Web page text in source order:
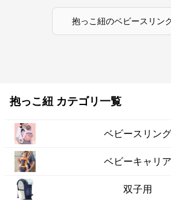
抱っこ紐のベビースリン
抱っこ紐 カテゴリ一覧
ベビースリング
ベビーキャリア
双子用